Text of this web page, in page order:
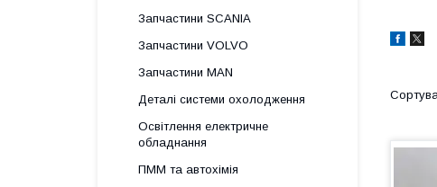
Запчастини SCANIA
Запчастини VOLVO
Запчастини MAN
Деталі системи охолодження
Освітлення електричне
обладнання
ПММ та автохімія